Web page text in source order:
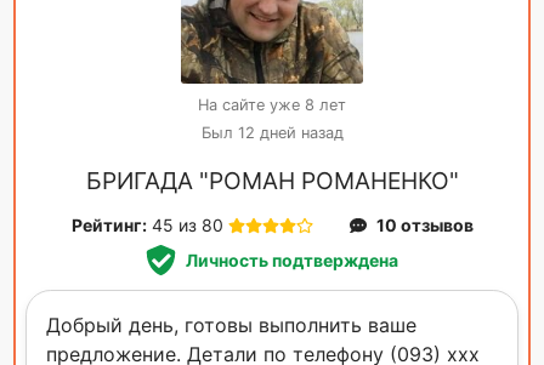
На сайте уже 8 лет
Был 12 дней назад
БРИГАДА "РОМАН РОМАНЕНКО"
Рейтинг: 45 из 80
10 отзывов
Личность подтверждена
Добрый день, готовы выполнить ваше
предложение. Детали по телефону (093) xxx